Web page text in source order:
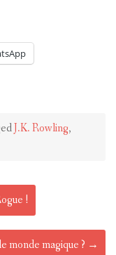
J.K. Rowling,
!
monde magique ? →